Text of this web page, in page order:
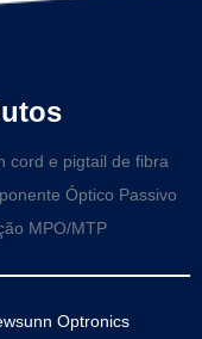
cord e pigtail de fibra
Óptico Passivo
MPO/MTP
Optronics